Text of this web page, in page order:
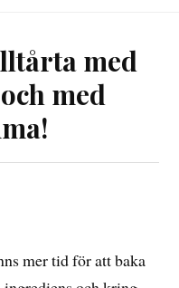
med
med
mer tid för att baka